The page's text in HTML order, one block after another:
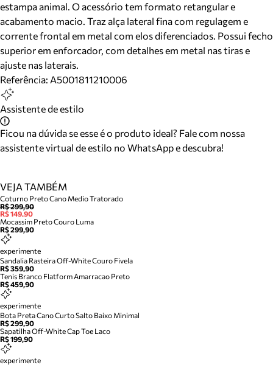
estampa animal. O acessório tem formato retangular e
acabamento macio. Traz alça lateral fina com regulagem e
corrente frontal em metal com elos diferenciados. Possui fecho
superior em enforcador, com detalhes em metal nas tiras e
ajuste nas laterais.
Referência: A5001811210006
Assistente de estilo
Ficou na dúvida se esse é o produto ideal? Fale com nossa
assistente virtual de estilo no WhatsApp e descubra!
VEJA TAMBÉM
Coturno Preto Cano Medio Tratorado
R$ 299,90
R$ 149,90
Mocassim Preto Couro Luma
R$ 299,90
experimente
Sandalia Rasteira Off-White Couro Fivela
R$ 359,90
Tenis Branco Flatform Amarracao Preto
R$ 459,90
experimente
Bota Preta Cano Curto Salto Baixo Minimal
R$ 299,90
Sapatilha Off-White Cap Toe Laco
R$ 199,90
experimente